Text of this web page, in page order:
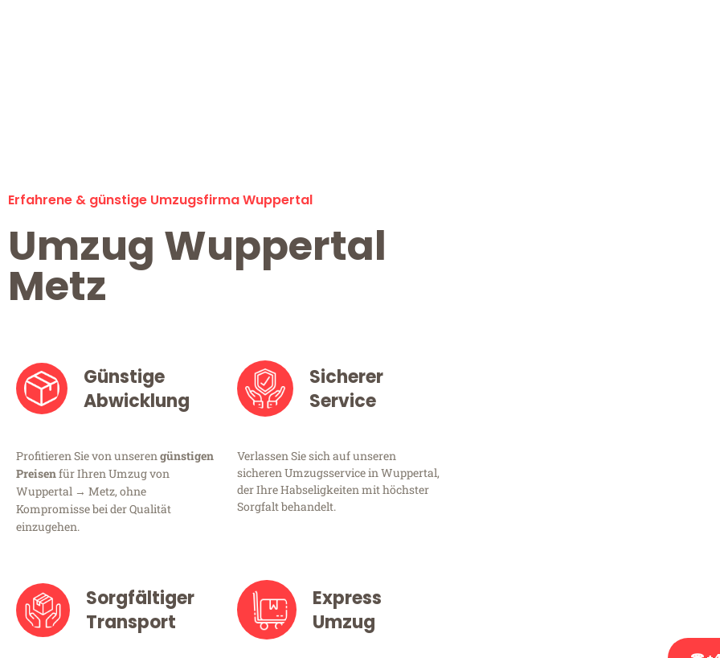
Erfahrene & günstige Umzugsfirma Wuppertal
Umzug Wuppertal
Metz
Günstige
Abwicklung
Profitieren Sie von unserengünstigen
Preisenfür Ihren Umzug von
Wuppertal → Metz, ohne
Kompromisse bei der Qualität
einzugehen.
Sicherer
Service
Verlassen Sie sich auf unseren
sicheren Umzugsservice in Wuppertal,
der Ihre Habseligkeiten mit höchster
Sorgfalt behandelt.
Sorgfältiger
Transport
Express
Umzug